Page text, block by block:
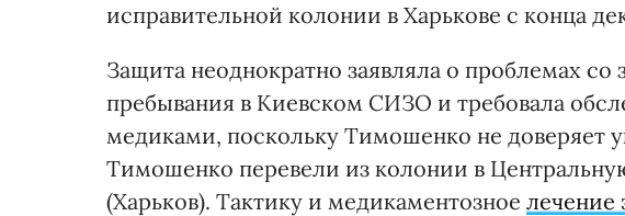
исправительной колонии в Харькове с конца
Защита неоднократно заявляла о проблемах
пребывания в Киевском СИЗО и требовала
медиками, поскольку Тимошенко не доверяет
Тимошенко перевели из колонии в
(Харьков). Тактику и медикаментозное